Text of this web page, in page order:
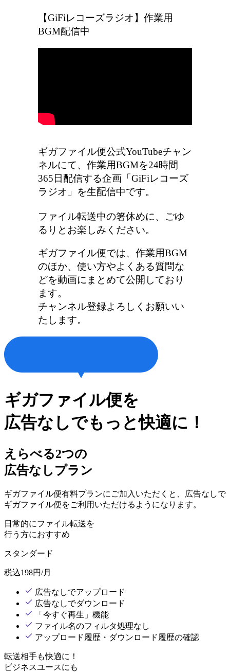
【GiFiレコーズラジオ】作業用
BGM配信中
ギガファイル便公式YouTubeチャン
ネルにて、作業用BGMを24時間
365日配信する企画「GiFiレコーズ
ラジオ」を生配信中です。
ファイル転送中の箸休めに、ごゆ
るりとお楽しみください。
ギガファイル便では、作業用BGM
のほか、使い方やよくある質問な
どを動画にまとめて公開しており
ます。
チャンネル登録よろしくお願いい
たします。
ギガファイル便を
広告なしでもっと快適に！
えらべる2つの
広告なしプラン
ギガファイル便有料プランにご加入いただくと、広告なしで
ギガファイル便をご利用いただけるようになります。
日常的にファイル転送を
行う方におすすめ
スタンダード
税込198円/月
広告なしでアップロード
広告なしでダウンロード
「今すぐ再生」機能
ファイル名のフィルタ処理なし
アップロード履歴・ダウンロード履歴の確認
転送相手も快適に！
ビジネスユースにも